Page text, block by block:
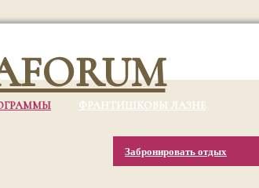
ФРАНТИШКОВЫ ЛАЗНЕ
Забронировать отдых